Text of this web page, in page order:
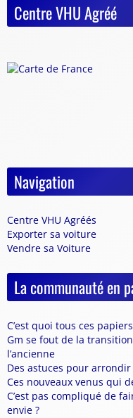
Centre VHU Agréé
Navigation
Centre VHU Agréés
Exporter sa voiture
Vendre sa Voiture
La communauté en
C’est quoi tous ces
Gm se fout de la
l’ancienne
Des astuces pour
Ces nouveaux venus qui
C’est pas compliqué de
envie ?